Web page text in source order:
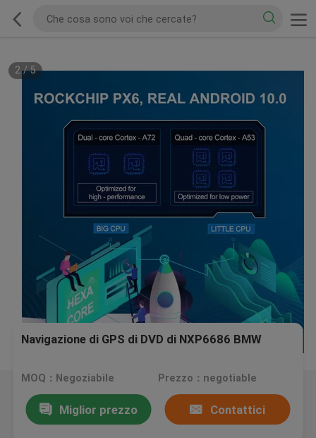
2/5
Navigazione di GPS di DVD di NXP6686 BMW
MOQ：Negoziabile Prezzo：negotiable
Miglior prezzo Contattici